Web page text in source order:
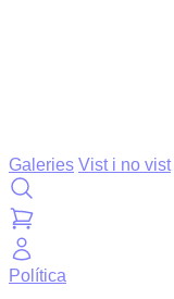
Galeries Vist i no vist
Política